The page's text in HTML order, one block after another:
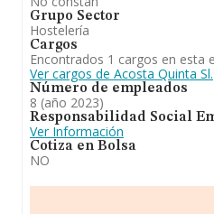
Grupo Sector
Hostelería
Cargos
Encontrados 1 cargos en esta
Ver cargos de Acosta Quinta Sl.
Número de empleados
8 (año 2023)
Responsabilidad Social
Ver Información
Cotiza en Bolsa
NO